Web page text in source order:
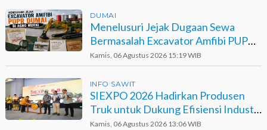
DUMAI
Menelusuri Jejak Dugaan Sewa
Bermasalah Excavator Amfibi PUPR
Dumai di Agro Murni
Kamis, 06 Agustus 2026 15:19 WIB
INFO SAWIT
SIEXPO 2026 Hadirkan Produsen
Truk untuk Dukung Efisiensi Industri
Sawit
Kamis, 06 Agustus 2026 13:06 WIB